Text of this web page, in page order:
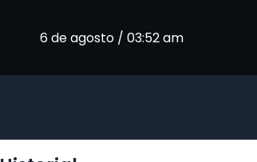
6 de agosto / 03:52 am